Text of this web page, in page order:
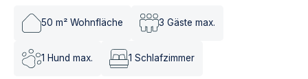
50 m² Wohnfläche 3 Gäste max.
1 Hund max. 1 Schlafzimmer